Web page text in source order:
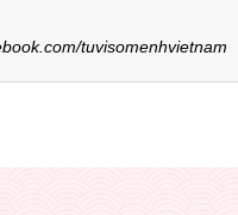
tuvisomenhvietnam